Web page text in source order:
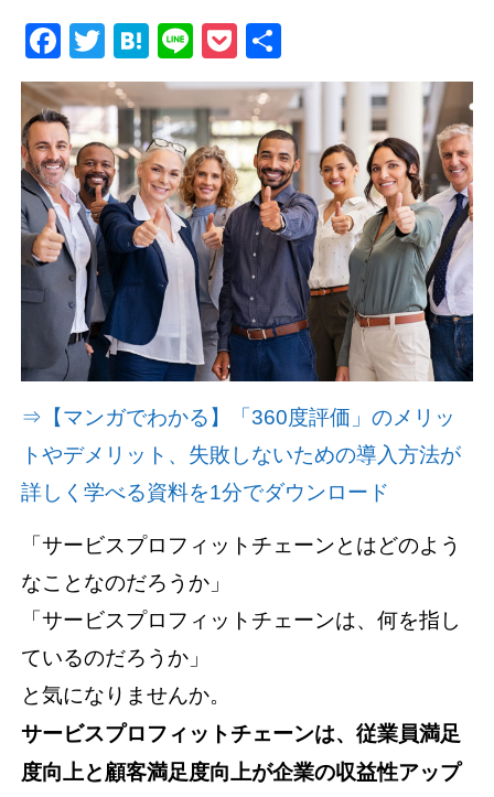
会社情報
よくある質問
資料請求(無料) お見積もり依頼
Facebook
Twitter
Hatena
LinePocket
有
⇒【マンガでわかる】「360度評価」のメリッ
トやデメリット、失敗しないための導入方法が
詳しく学べる資料を1分でダウンロード
「サービスプロフィットチェーンとはどのよう
なことなのだろうか」
「サービスプロフィットチェーンは、何を指し
ているのだろうか」
と気になりませんか。
サービスプロフィットチェーンは、従業員満足
度向上と顧客満足度向上が企業の収益性アップ